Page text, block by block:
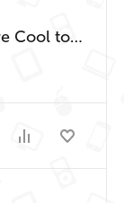
Очиститель воздуха Dyson Pure Cool tower TP04